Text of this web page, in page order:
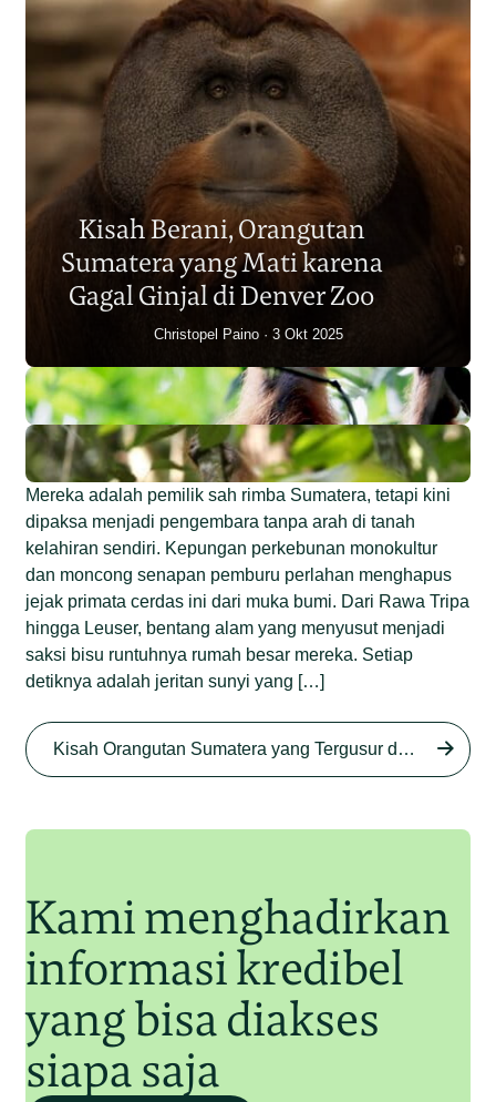
Populasi Orangutan
Sumatera Berkurang 2.700
Individu dalam Satu Dekade?
Junaidi Hanafiah 14 Jul 2026
Kisah Berani, Orangutan
Sumatera yang Mati karena
Gagal Ginjal di Denver Zoo
Christopel Paino 3 Okt 2025
Sumatera di Rawa Tripa
Junaidi Hanafiah 27 Agu 2025
Begini Modus Perburuan
Mereka adalah pemilik sah rimba Sumatera, tetapi kini
dipaksa menjadi pengembara tanpa arah di tanah
kelahiran sendiri. Kepungan perkebunan monokultur
dan moncong senapan pemburu perlahan menghapus
jejak primata cerdas ini dari muka bumi. Dari Rawa Tripa
hingga Leuser, bentang alam yang menyusut menjadi
saksi bisu runtuhnya rumah besar mereka. Setiap
detiknya adalah jeritan sunyi yang […]
Kisah Orangutan Sumatera yang Tergusur dari Rumah Sendiri series
Kami menghadirkan
informasi kredibel
yang bisa diakses
siapa saja